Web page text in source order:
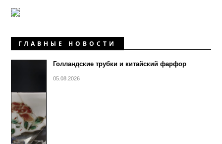
ГЛАВНЫЕ НОВОСТИ
Голландские трубки и китайский фарфор
05.08.2026